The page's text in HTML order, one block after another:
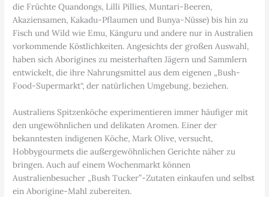
die Früchte Quandongs, Lilli Pillies, Muntari-Beeren,
Akaziensamen, Kakadu-Pflaumen und Bunya-Nüsse) bis hin zu
Fisch und Wild wie Emu, Känguru und andere nur in Australien
vorkommende Köstlichkeiten. Angesichts der großen Auswahl,
haben sich Aborigines zu meisterhaften Jägern und Sammlern
entwickelt, die ihre Nahrungsmittel aus dem eigenen „Bush-
Food-Supermarkt“, der natürlichen Umgebung, beziehen.
Australiens Spitzenköche experimentieren immer häufiger mit
den ungewöhnlichen und delikaten Aromen. Einer der
bekanntesten indigenen Köche, Mark Olive, versucht,
Hobbygourmets die außergewöhnlichen Gerichte näher zu
bringen. Auch auf einem Wochenmarkt können
Australienbesucher „Bush Tucker”-Zutaten einkaufen und selbst
ein Aborigine-Mahl zubereiten.